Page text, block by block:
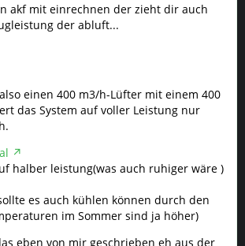
akf mit einrechnen der zieht dir auch
der abluft...
einen 400 m3/h-Lüfter mit einem 400
das System auf voller Leistung nur
halber leistung(was auch ruhiger wäre )
es auch kühlen können durch den
im Sommer sind ja höher)
eben von mir geschrieben eh aus der